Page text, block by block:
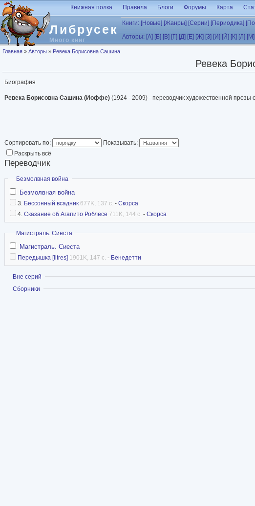
Перейти к основному содержанию
Либрусек
Много книг
Книжная полка Правила Блоги Форумы Карта
Книги: [Новые] [Жанры] [Серии] [Периодика]
Авторы: [А] [Б] [В] [Г] [Д] [Е] [Ж] [З] [И] [Й] [К] [Л] [М]
Вы здесь
Главная » Авторы » Ревека Борисовна Сашина
Ревека
Биография
Ревека Борисовна Сашина (Иоффе) (1924 - 2009) - переводчик художественной прозы
Сортировать по:
Показывать:
Раскрыть всё
Переводчик
Скрыть
Безмолвная война
Безмолвная война
3. Бессонный всадник 677K, 137 с. - Скорса
4. Сказание об Агапито Роблесе 711K, 144 с. - Скорса
Скрыть
Магистраль. Сиеста
Магистраль. Сиеста
Передышка [litres] 1901K, 147 с. - Бенедетти
Показать
Вне серий
Показать
Сборники